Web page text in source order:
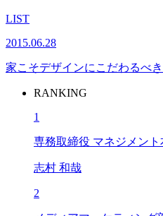
LIST
2015.06.28
家こそデザインにこだわるべき
RANKING
1
専務取締役 マネジメント
志村 和哉
2